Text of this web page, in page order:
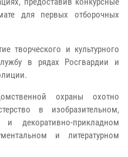
для первых отборочных
творческого и культурного
в рядах Росгвардии и
охраны охотно
в изобразительном,
и декоративно-прикладном
и литературном